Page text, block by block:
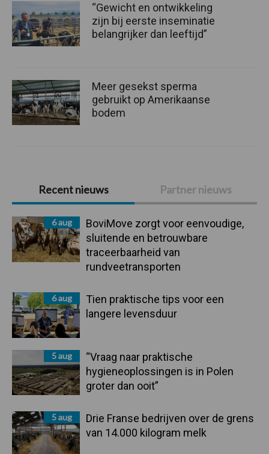
Primaire
Sidebar
Recent nieuws Partner nieuws
6 aug
BoviMove zorgt voor eenvoudige,
sluitende en betrouwbare
traceerbaarheid van
rundveetransporten
6 aug
Tien praktische tips voor een
langere levensduur
5 aug
“Vraag naar praktische
hygieneoplossingen is in Polen
groter dan ooit”
5 aug
Drie Franse bedrijven over de grens
van 14.000 kilogram melk
“Gewicht en ontwikkeling
zijn bij eerste inseminatie
belangrijker dan leeftijd”
Meer gesekst sperma
gebruikt op Amerikaanse
bodem